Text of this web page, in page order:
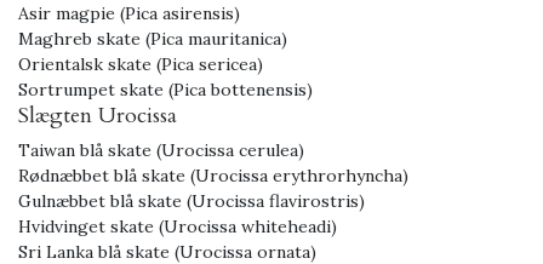
Asir magpie (Pica asirensis)
Maghreb skate (Pica mauritanica)
Orientalsk skate (Pica sericea)
Sortrumpet skate (Pica bottenensis)
Slægten Urocissa
Taiwan blå skate (Urocissa cerulea)
Rødnæbbet blå skate (Urocissa erythrorhyncha)
Gulnæbbet blå skate (Urocissa flavirostris)
Hvidvinget skate (Urocissa whiteheadi)
Sri Lanka blå skate (Urocissa ornata)